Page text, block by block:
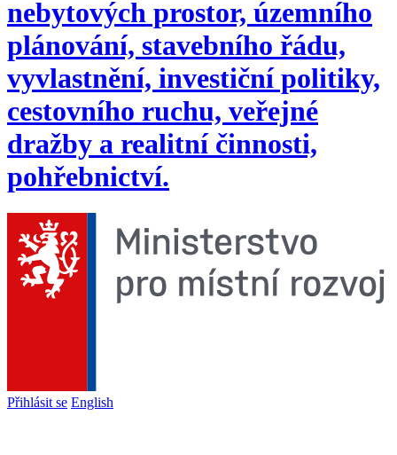
nebytových prostor, územního
plánování, stavebního řádu,
vyvlastnění, investiční politiky,
cestovního ruchu, veřejné
dražby a realitní činnosti,
pohřebnictví.
Přihlásit se English